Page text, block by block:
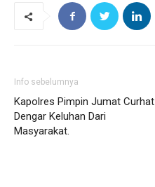
Info sebelumnya
Kapolres Pimpin Jumat Curhat
Dengar Keluhan Dari
Masyarakat.